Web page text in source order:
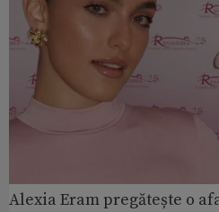
Alexia Eram pregătește o